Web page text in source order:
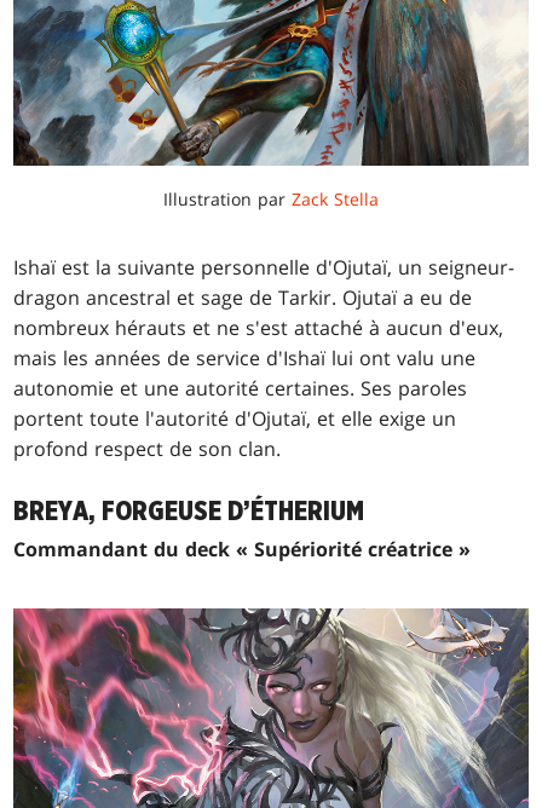
Illustration par Zack Stella
Ishaï est la suivante personnelle d'Ojutaï, un seigneur-
dragon ancestral et sage de Tarkir. Ojutaï a eu de
nombreux hérauts et ne s'est attaché à aucun d'eux,
mais les années de service d'Ishaï lui ont valu une
autonomie et une autorité certaines. Ses paroles
portent toute l'autorité d'Ojutaï, et elle exige un
profond respect de son clan.
BREYA, FORGEUSE D’ÉTHERIUM
Commandant du deck « Supériorité créatrice »